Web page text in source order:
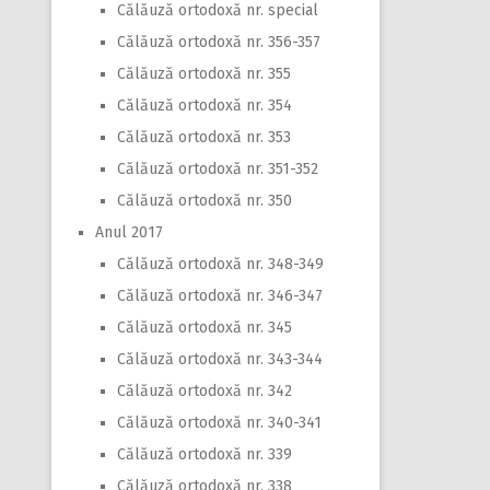
Călăuză ortodoxă nr. special
Călăuză ortodoxă nr. 356-357
Călăuză ortodoxă nr. 355
Călăuză ortodoxă nr. 354
Călăuză ortodoxă nr. 353
Călăuză ortodoxă nr. 351-352
Călăuză ortodoxă nr. 350
Anul 2017
Călăuză ortodoxă nr. 348-349
Călăuză ortodoxă nr. 346-347
Călăuză ortodoxă nr. 345
Călăuză ortodoxă nr. 343-344
Călăuză ortodoxă nr. 342
Călăuză ortodoxă nr. 340-341
Călăuză ortodoxă nr. 339
Călăuză ortodoxă nr. 338